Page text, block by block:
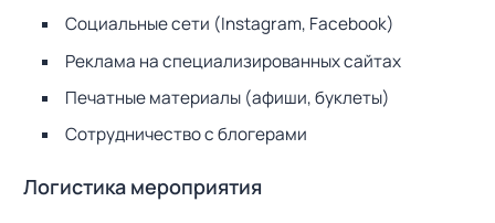
Социальные сети (Instagram, Facebook)
Реклама на специализированных сайтах
Печатные материалы (афиши, буклеты)
Сотрудничество с блогерами
Логистика мероприятия